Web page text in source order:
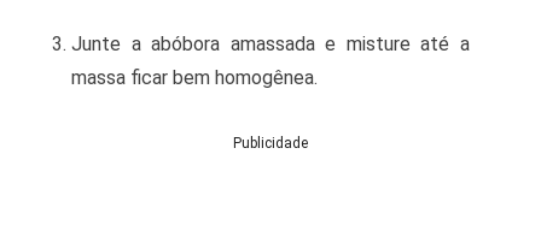
Junte a abóbora amassada e misture até a
massa ficar bem homogênea.
Publicidade